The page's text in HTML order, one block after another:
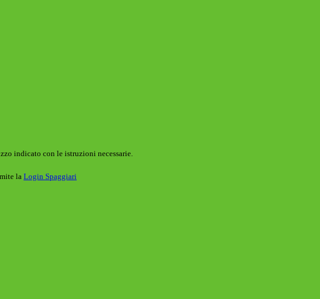
indicato con le istruzioni necessarie.
la Login Spaggiari